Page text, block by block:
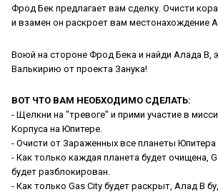
Фрод Бек предлагает вам сделку. Очисти
и взамен он раскроет вам местонахождение
Воюй на стороне Фрод Бека и найди Алада В,
Валькирию от проекта Занука!
ВОТ ЧТО ВАМ НЕОБХОДИМО СДЕЛАТЬ:
- Щелкни на "тревоге" и прими участие в
Корпуса на Юпитере.
- Очисти от Зараженных все планеты Юпитера
- Как только каждая планета будет очищена,
будет разблокирован.
- Как только Gas City будет раскрыт, Алад В